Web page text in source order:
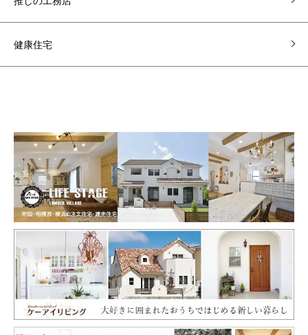
健康住宅